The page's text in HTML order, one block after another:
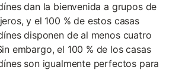
dan la bienvenida a grupos de
y el 100 % de estos casas
disponen de al menos cuatro
embargo, el 100 % de los casas
son igualmente perfectos para